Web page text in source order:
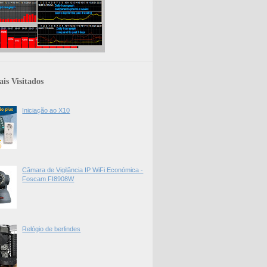
Visitados
Iniciação ao X10
Câmara de Vigilância IP WiFi Económica -
Foscam FI8908W
Relógio de berlindes